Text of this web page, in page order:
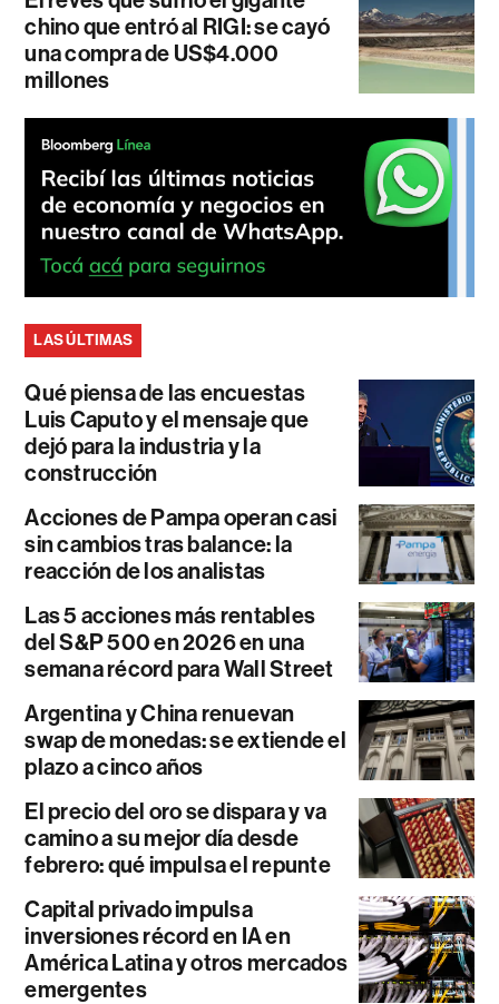
chino que entró al RIGI: se cayó
una compra de US$4.000
millones
LAS ÚLTIMAS
Qué piensa de las encuestas
Luis Caputo y el mensaje que
dejó para la industria y la
construcción
Acciones de Pampa operan casi
sin cambios tras balance: la
reacción de los analistas
Las 5 acciones más rentables
del S&P 500 en 2026 en una
semana récord para Wall Street
Argentina y China renuevan
swap de monedas: se extiende el
plazo a cinco años
El precio del oro se dispara y va
camino a su mejor día desde
febrero: qué impulsa el repunte
Capital privado impulsa
inversiones récord en IA en
América Latina y otros mercados
emergentes